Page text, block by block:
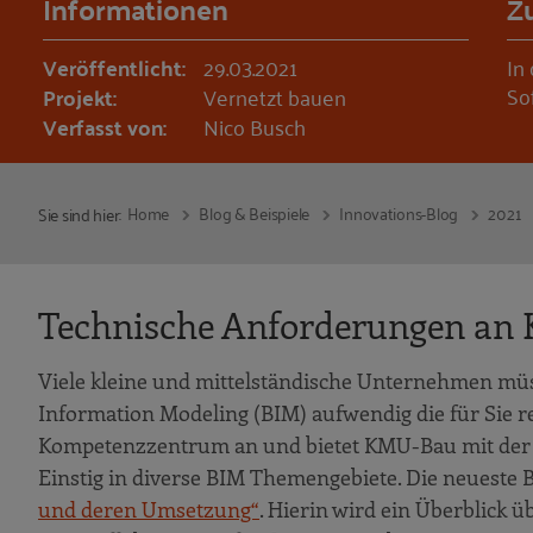
Veröffentlicht: 29.03.2021
Projekt: Vernetzt bauen
Verfasst von: Nico Busch
In
Sie sind hier: Home Blog & Beispiele Innovations-Blog 2021
Technische Anforderungen an
Viele kleine und mittelständische Unternehmen
Information Modeling (BIM) aufwendig die für Sie
Kompetenzzentrum an und bietet KMU-Bau mit
Einstig in diverse BIM Themengebiete. Die
und deren Umsetzung“. Hierin wird ein Überblick